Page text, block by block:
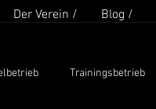
Der Verein / Blog /
Trainingsbetrieb